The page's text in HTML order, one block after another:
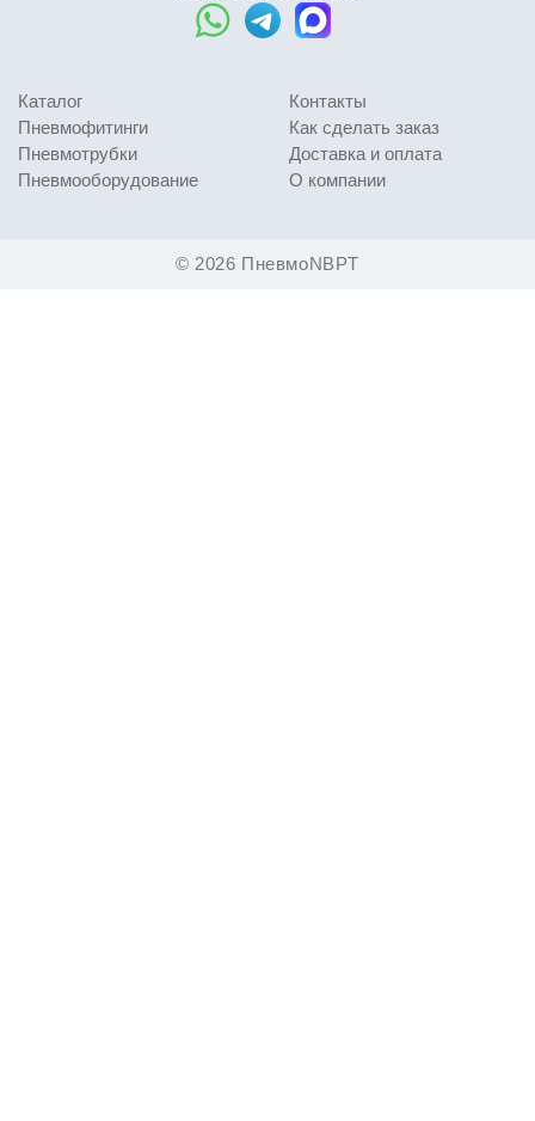
© 2026 ПневмоNBPT
Каталог
Пневмофитинги
Пневмотрубки
Пневмооборудование
Контакты
Как сделать заказ
Доставка и оплата
О компании